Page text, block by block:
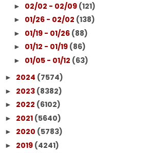
► 02/02 - 02/09 (121)
► 01/26 - 02/02 (138)
► 01/19 - 01/26 (88)
► 01/12 - 01/19 (86)
► 01/05 - 01/12 (63)
► 2024 (7574)
► 2023 (8382)
► 2022 (6102)
► 2021 (5640)
► 2020 (5783)
► 2019 (4241)